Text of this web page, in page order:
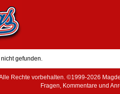
gefunden.
Rechte vorbehalten. ©1999-2026
Fragen, Kommentare und